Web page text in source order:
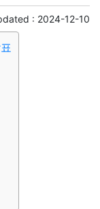
권 인테리어
포츠
: 2024-12-10